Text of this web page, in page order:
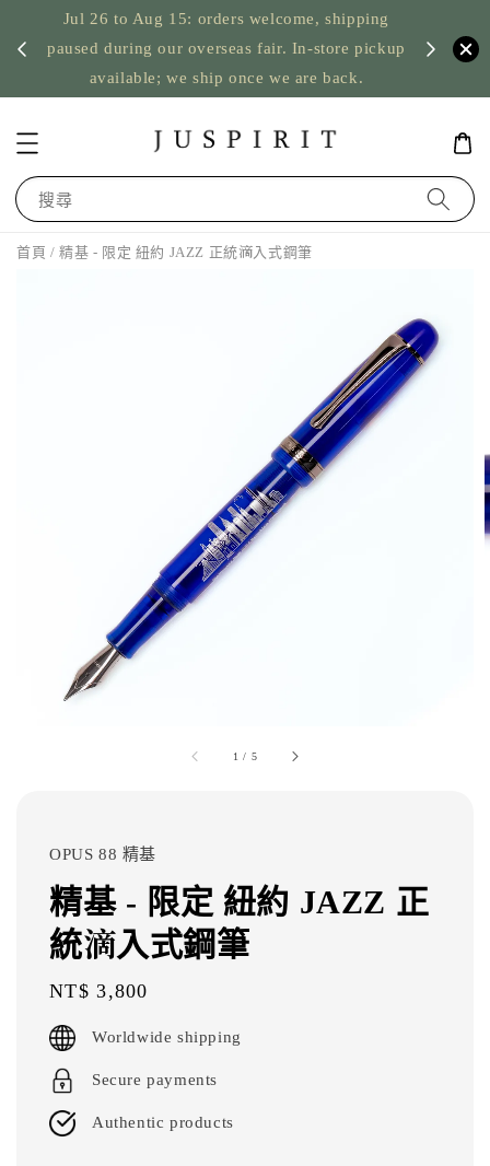
Jul 26 to Aug 15: orders welcome, shipping
paused during our overseas fair. In-store pickup
available; we ship once we are back.
US
搜尋
首頁 / 精基 - 限定 紐約 JAZZ 正統滴入式鋼筆
1 / 5
OPUS 88 精基
精基 - 限定 紐約 JAZZ 正
統滴入式鋼筆
Regular
price
NT$ 3,800
Worldwide shipping
Secure payments
Authentic products